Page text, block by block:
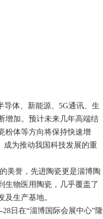
导体、新能源、5G通讯、生
增加。预计未来几年高端结
粉体等方向将保持快速增
成为推动我国科技发展的重
美誉，先进陶瓷更是淄博陶
生物医用陶瓷，几乎覆盖了
生产基地。
日在“淄博国际会展中心”隆